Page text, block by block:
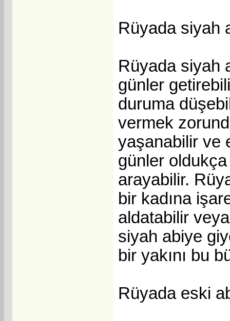
Rüyada siyah
Rüyada siyah
günler
duruma
vermek
yaşanabilir ve
günler
arayabilir.
bir kadına
aldatabilir
siyah abiye
bir yakını bu
Rüyada eski